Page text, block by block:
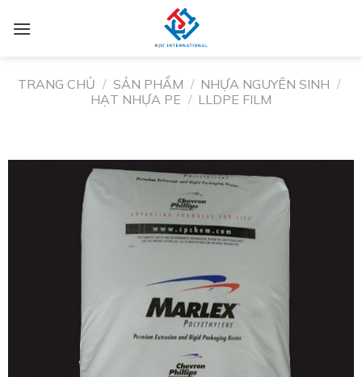
TRANG CHỦ / SẢN PHẨM / NHỰA NGUYÊN SINH /
HẠT NHỰA PE / LLDPE FILM